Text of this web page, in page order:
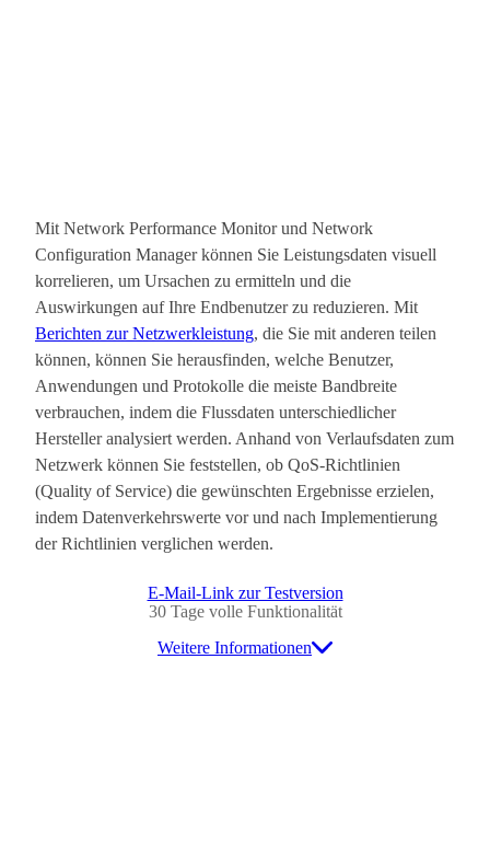
Mit Network Performance Monitor und Network
Configuration Manager können Sie Leistungsdaten visuell
korrelieren, um Ursachen zu ermitteln und die
Auswirkungen auf Ihre Endbenutzer zu reduzieren. Mit
Berichten zur Netzwerkleistung, die Sie mit anderen teilen
können, können Sie herausfinden, welche Benutzer,
Anwendungen und Protokolle die meiste Bandbreite
verbrauchen, indem die Flussdaten unterschiedlicher
Hersteller analysiert werden. Anhand von Verlaufsdaten zum
Netzwerk können Sie feststellen, ob QoS-Richtlinien
(Quality of Service) die gewünschten Ergebnisse erzielen,
indem Datenverkehrswerte vor und nach Implementierung
der Richtlinien verglichen werden.
E-Mail-Link zur Testversion
30 Tage volle Funktionalität
Weitere Informationen